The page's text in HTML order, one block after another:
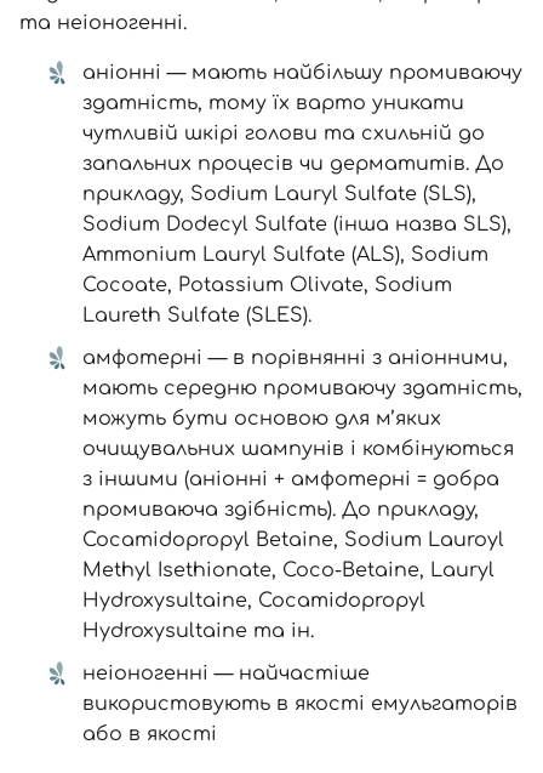
та неіоногенні.
аніонні — мають найбільшу промиваючу
здатність, тому їх варто уникати
чутливій шкірі голови та схильній до
запальних процесів чи дерматитів. До
прикладу, Sodium Lauryl Sulfate (SLS),
Sodium Dodecyl Sulfate (інша назва SLS),
Ammonium Lauryl Sulfate (ALS), Sodium
Cocoate, Potassium Olivate, Sodium
Laureth Sulfate (SLES).
амфотерні — в порівнянні з аніонними,
мають середню промиваючу здатність,
можуть бути основою для м’яких
очищувальних шампунів і комбінуються
з іншими (аніонні + амфотерні = добра
промиваюча здібність). До прикладу,
Cocamidopropyl Betaine, Sodium Lauroyl
Methyl Isethionate, Coco-Betaine, Lauryl
Hydroxysultaine, Cocamidopropyl
Hydroxysultaine та ін.
неіоногенні — найчастіше
використовують в якості емульгаторів
або в якості
Номер телефону
Відправляючи форму для авторизації/реєстрації ви
приймаєте умови Угоди користувача
Далі
Увійти за допомогою e-mail